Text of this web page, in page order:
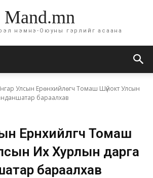
Mand.mn
нэмнэ-Оюуны гэрлийг асаана
Улсын Ерөнхийлөгч Томаш Шүйокт Улсын
бараалхав
Ерөнхийлөгч Томаш
Их Хурлын дарга
бараалхав